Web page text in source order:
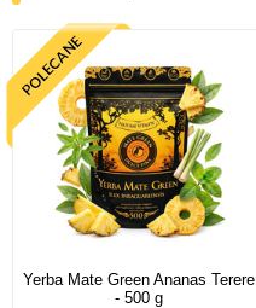
Yerba Mate Green Ananas Terere
- 500 g